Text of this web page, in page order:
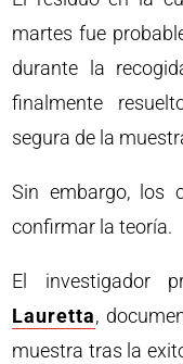
martes fue
durante la
finalmente
segura de la
Sin embargo, los
confirmar la teoría.
El investigador
Lauretta,
muestra tras la